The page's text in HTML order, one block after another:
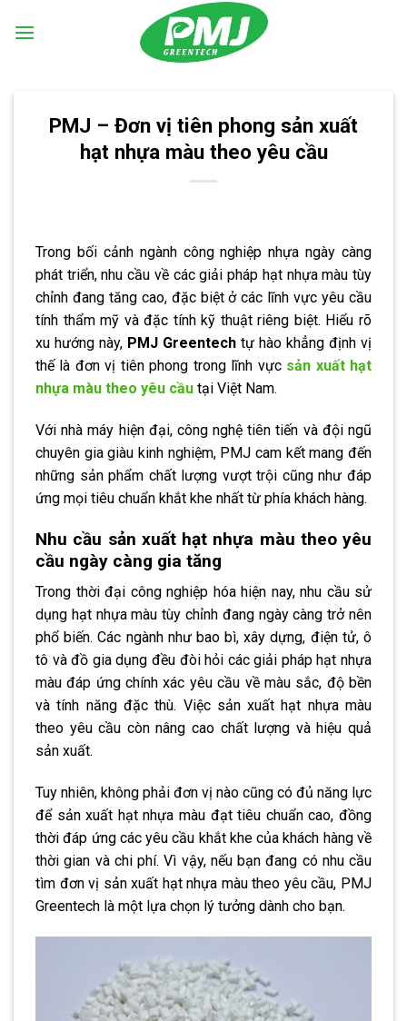
PMJ – Đơn vị tiên phong sản xuất
hạt nhựa màu theo yêu cầu
Trong bối cảnh ngành công nghiệp nhựa ngày càng
phát triển, nhu cầu về các giải pháp hạt nhựa màu tùy
chỉnh đang tăng cao, đặc biệt ở các lĩnh vực yêu cầu
tính thẩm mỹ và đặc tính kỹ thuật riêng biệt. Hiểu rõ
xu hướng này, PMJ Greentech tự hào khẳng định vị
thế là đơn vị tiên phong trong lĩnh vực sản xuất hạt
nhựa màu theo yêu cầu tại Việt Nam.
Với nhà máy hiện đại, công nghệ tiên tiến và đội ngũ
chuyên gia giàu kinh nghiệm, PMJ cam kết mang đến
những sản phẩm chất lượng vượt trội cũng như đáp
ứng mọi tiêu chuẩn khắt khe nhất từ phía khách hàng.
Nhu cầu sản xuất hạt nhựa màu theo yêu
cầu ngày càng gia tăng
Trong thời đại công nghiệp hóa hiện nay, nhu cầu sử
dụng hạt nhựa màu tùy chỉnh đang ngày càng trở nên
phổ biến. Các ngành như bao bì, xây dựng, điện tử, ô
tô và đồ gia dụng đều đòi hỏi các giải pháp hạt nhựa
màu đáp ứng chính xác yêu cầu về màu sắc, độ bền
và tính năng đặc thù. Việc sản xuất hạt nhựa màu
theo yêu cầu còn nâng cao chất lượng và hiệu quả
sản xuất.
Tuy nhiên, không phải đơn vị nào cũng có đủ năng lực
để sản xuất hạt nhựa màu đạt tiêu chuẩn cao, đồng
thời đáp ứng các yêu cầu khắt khe của khách hàng về
thời gian và chi phí. Vì vậy, nếu bạn đang có nhu cầu
tìm đơn vị sản xuất hạt nhựa màu theo yêu cầu, PMJ
Greentech là một lựa chọn lý tưởng dành cho bạn.